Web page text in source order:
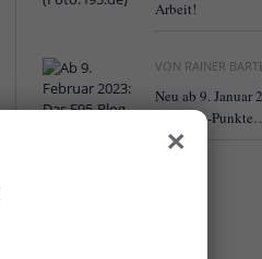
Arbeit!
VON RAINER
Neu ab 9. Januar
„Fortuna-
×